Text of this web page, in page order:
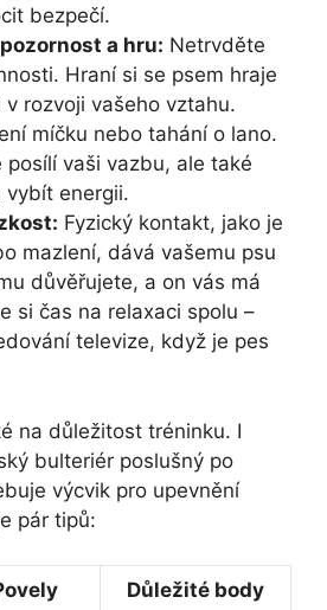
bezpečí.
a hru: Netrvděte⁤
Hraní si se psem hraje
v rozvoji vašeho vztahu.⁢
míčku nebo tahání o lano.
posílí vaši vazbu, ale také
vybít energii.
Fyzický kontakt, jako je
mazlení, dává vašemu psu
důvěřujete, a on vás má
si čas na relaxaci spolu –
televize,‌ když je‍ pes
na důležitost tréninku. I
bulteriér poslušný po
výcvik pro upevnění
pár tipů:
Důležité body